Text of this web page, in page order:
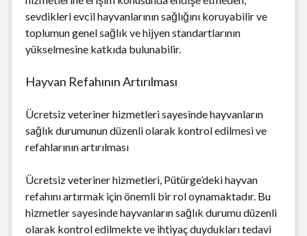
sevdikleri evcil hayvanlarının sağlığını koruyabilir ve
toplumun genel sağlık ve hijyen standartlarının
yükselmesine katkıda bulunabilir.
Hayvan Refahının Artırılması
Ücretsiz veteriner hizmetleri sayesinde hayvanların
sağlık durumunun düzenli olarak kontrol edilmesi ve
refahlarının artırılması
Ücretsiz veteriner hizmetleri, Pütürge’deki hayvan
refahını artırmak için önemli bir rol oynamaktadır. Bu
hizmetler sayesinde hayvanların sağlık durumu düzenli
olarak kontrol edilmekte ve ihtiyaç duydukları tedavi